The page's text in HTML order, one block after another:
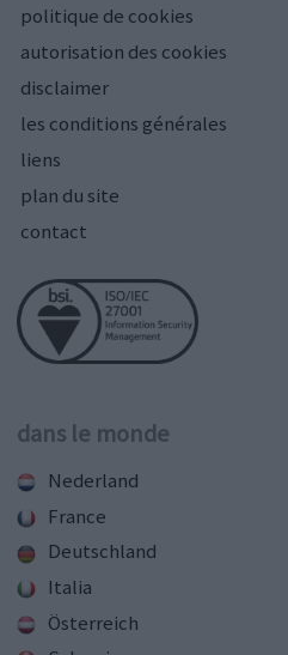
politique de cookies
autorisation des cookies
disclaimer
les conditions générales
liens
plan du site
contact
dans le monde
Nederland
France
Deutschland
Italia
Österreich